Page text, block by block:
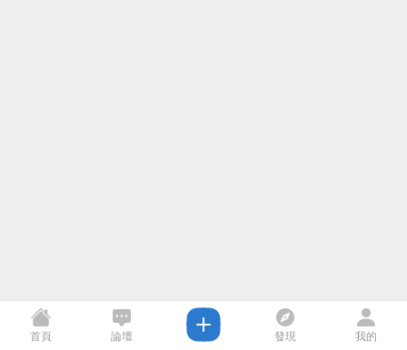
首頁 論壇 發現 我的